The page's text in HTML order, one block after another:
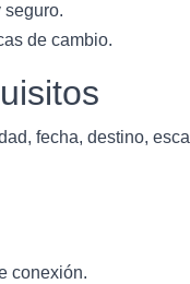
seguro.
de cambio.
fecha, destino,
conexión.